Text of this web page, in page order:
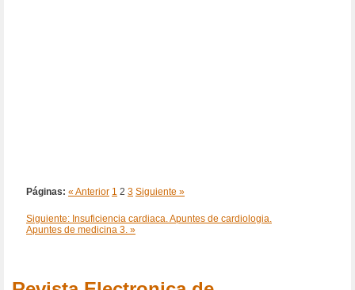
Páginas: « Anterior 1 2 3 Siguiente »
Siguiente: Insuficiencia cardiaca. Apuntes de cardiologia.
Apuntes de medicina 3. »